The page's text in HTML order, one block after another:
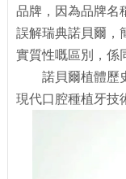
品牌，因為品牌名
誤解瑞典諾貝爾，
實質性嘅區別，係
諾貝爾植體歷
現代口腔種植牙技